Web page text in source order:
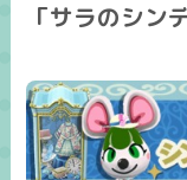
「サラのシン